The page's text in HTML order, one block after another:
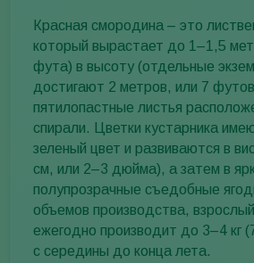
Красная смородина – это
который вырастает до 1–1,5
фута) в высоту (отдельные
достигают 2 метров, или 7
пятилопастные листья
спирали. Цветки кустарника
зеленый цвет и развиваются в
см, или 2–3 дюйма), а затем в
полупрозрачные съедобные
объемов производства,
ежегодно производит до 3–4 кг
с середины до конца лета.